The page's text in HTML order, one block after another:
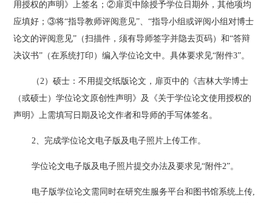
用授权的声明》上签名；②扉页中除授予学位日期外，其他项均
应填好；③将“指导教师评阅意见”、“指导小组或评阅小组对博士
论文的评阅意见”（扫描件，须有导师签字并隐去页码）和“答辩
决议书”（在系统打印）编入学位论文中。具体要求见“附件3”。
（ 2）硕士：不用提交纸版论文，扉页中的《吉林大学博士
（或硕士）学位论文原创性声明》及《关于学位论文使用授权的
声明》上需填写日期及论文作者和导师的手写体签名。
2、完成学位论文电子版及电子照片上传工作。
学位论文电子版及电子照片提交办法及要求见“附件2”。
电子版学位论文需同时在研究生 服务平台和图书馆系统上传